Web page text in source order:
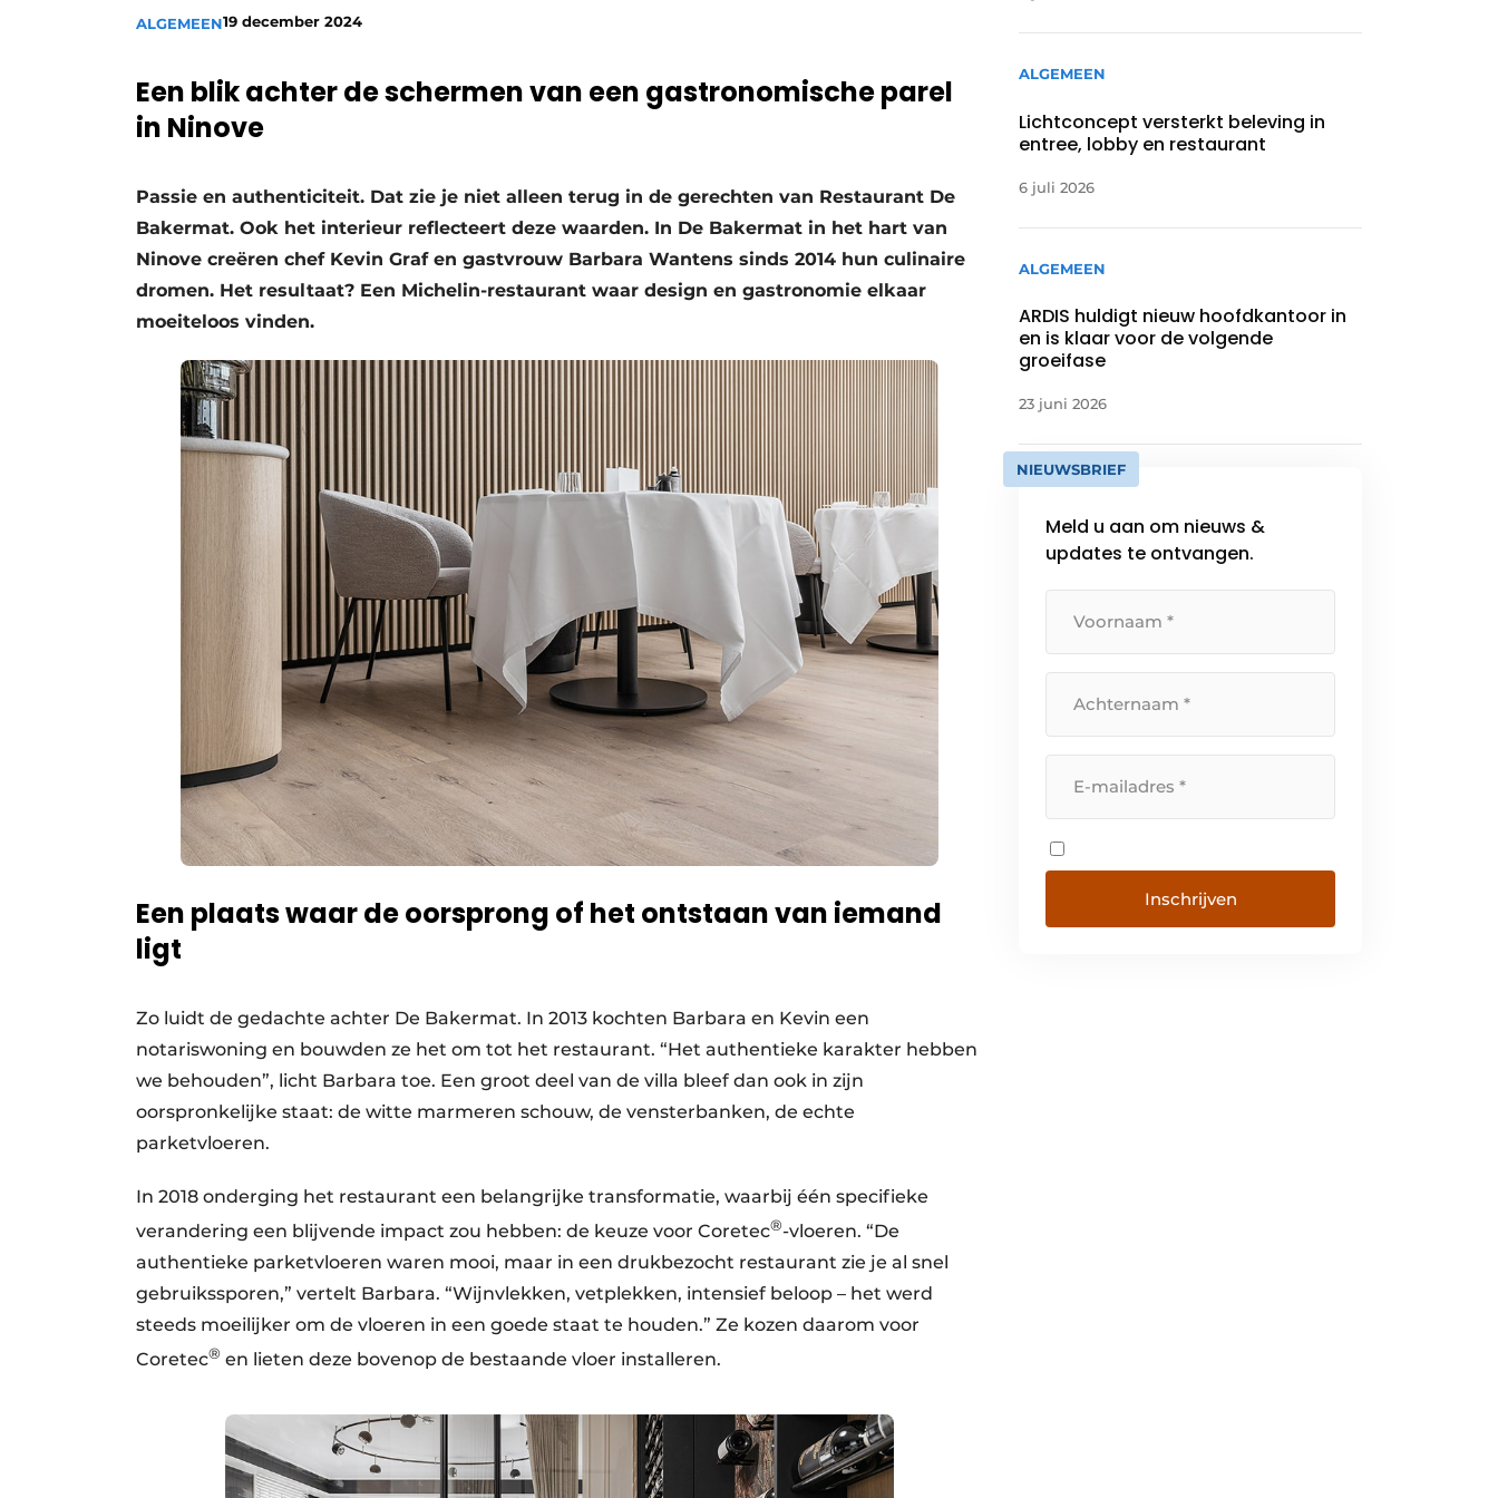
Vacatures
ALGEMEEN19 december 2024
Een blik achter de schermen van een gastronomische parel
in Ninove
Passie en authenticiteit. Dat zie je niet alleen terug in de gerechten van Restaurant De
Bakermat. Ook het interieur reflecteert deze waarden. In De Bakermat in het hart van
Ninove creëren chef Kevin Graf en gastvrouw Barbara Wantens sinds 2014 hun culinaire
dromen. Het resultaat? Een Michelin-restaurant waar design en gastronomie elkaar
moeiteloos vinden.
Een plaats waar de oorsprong of het ontstaan van iemand
ligt
Zo luidt de gedachte achter De Bakermat. In 2013 kochten Barbara en Kevin een
notariswoning en bouwden ze het om tot het restaurant. “Het authentieke karakter hebben
we behouden”, licht Barbara toe. Een groot deel van de villa bleef dan ook in zijn
oorspronkelijke staat: de witte marmeren schouw, de vensterbanken, de echte
parketvloeren.
In 2018 onderging het restaurant een belangrijke transformatie, waarbij één specifieke
verandering een blijvende impact zou hebben: de keuze voor Coretec®-vloeren. “De
authentieke parketvloeren waren mooi, maar in een drukbezocht restaurant zie je al snel
gebruikssporen,” vertelt Barbara. “Wijnvlekken, vetplekken, intensief beloop – het werd
steeds moeilijker om de vloeren in een goede staat te houden.” Ze kozen daarom voor
Coretec® en lieten deze bovenop de bestaande vloer installeren.
ALGEMEEN
Lichtconcept versterkt beleving in
entree, lobby en restaurant
6 juli 2026
ALGEMEEN
ARDIS huldigt nieuw hoofdkantoor in
en is klaar voor de volgende
groeifase
23 juni 2026
NIEUWSBRIEF
Meld u aan om nieuws &
updates te ontvangen.